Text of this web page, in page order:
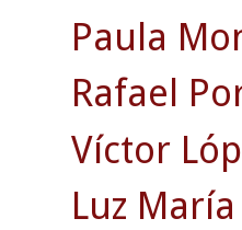
Paula
Rafael
Víctor
Luz